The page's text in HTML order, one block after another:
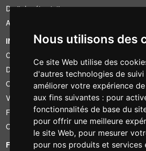
Nous utilisons des
Ce site Web utilise des
d'autres technologies de
améliorer votre expérience
aux fins suivantes : pour
fonctionnalités de base du
pour offrir une meilleure
le site Web, pour mesurer
pour nos produits et services
Droit de rétractation
Application de la TVA
INFORMATION
Conditions de location
Devis
Offre groupée
Vous avez trouvé moins cher?
Financement
Occasion
FOTOCOLOMBO.IT